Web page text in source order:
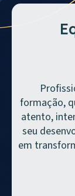
formação,
atento,
seu
em